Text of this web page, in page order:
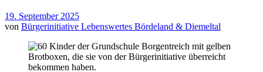
19. September 2025
von Bürgerinitiative Lebenswertes Bördeland & Diemeltal